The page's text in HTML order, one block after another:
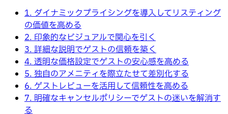
1. ダイナミックプライシングを導入してリスティング
の価値を高める
2. 印象的なビジュアルで関心を引く
3. 詳細な説明でゲストの信頼を築く
4. 透明な価格設定でゲストの安心感を高める
5. 独自のアメニティを際立たせて差別化する
6. ゲストレビューを活用して信頼性を高める
7. 明確なキャンセルポリシーでゲストの迷いを解消す
る